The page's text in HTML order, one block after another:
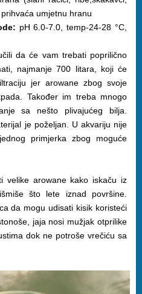
umjetnu hranu
pH 6.0-7.0, temp-24-28 °C,
da će vam trebati poprilično
najmanje 700 litara, koji će
jer arowane zbog svoje
Također im treba mnogo
sa nešto plivajućeg bilja.
je poželjan. U akvariju nije
primjerka zbog moguće
velike arowane kako iskaču iz
što lete iznad površine.
da mogu udisati kisik koristeći
jaja nosi mužjak otprilike
dok ne potroše vrečiću sa